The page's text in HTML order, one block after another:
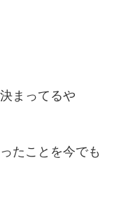
まってるや
たことを今でも